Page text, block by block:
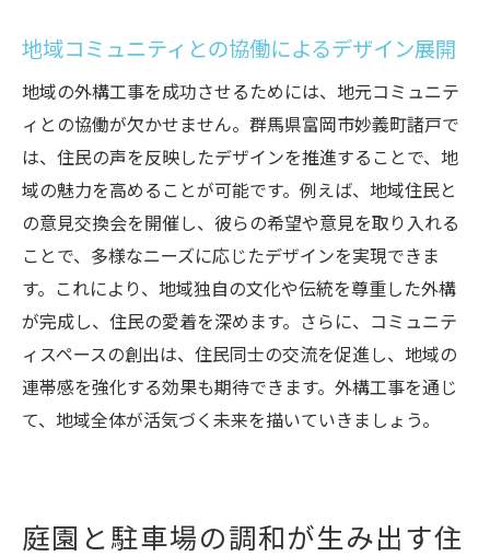
地域コミュニティとの協働によるデザイン展開
地域の外構工事を成功させるためには、地元コミュニテ
ィとの協働が欠かせません。群馬県富岡市妙義町諸戸で
は、住民の声を反映したデザインを推進することで、地
域の魅力を高めることが可能です。例えば、地域住民と
の意見交換会を開催し、彼らの希望や意見を取り入れる
ことで、多様なニーズに応じたデザインを実現できま
す。これにより、地域独自の文化や伝統を尊重した外構
が完成し、住民の愛着を深めます。さらに、コミュニテ
ィスペースの創出は、住民同士の交流を促進し、地域の
連帯感を強化する効果も期待できます。外構工事を通じ
て、地域全体が活気づく未来を描いていきましょう。
庭園と駐車場の調和が生み出す住